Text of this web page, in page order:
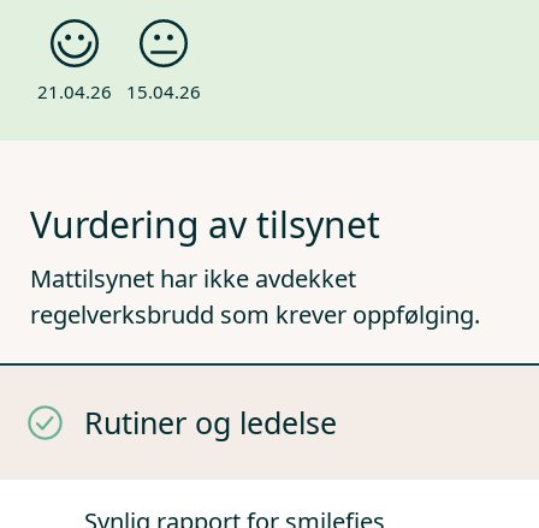
21.04.26 15.04.26
Vurdering av tilsynet
Mattilsynet har ikke avdekket
regelverksbrudd som krever oppfølging.
Rutiner og ledelse